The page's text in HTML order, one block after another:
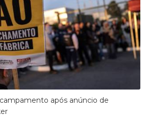
após anúncio de